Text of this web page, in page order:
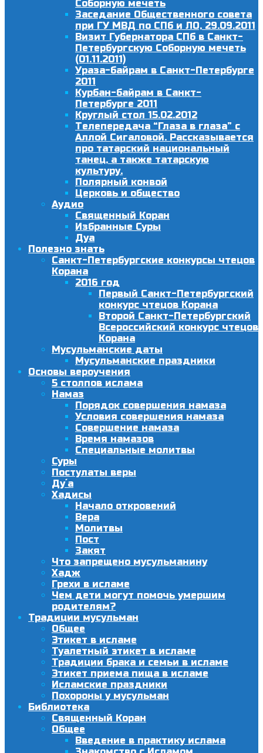
Соборную мечеть
Заседание Общественного совета
при ГУ МВД по СПб и ЛО, 29.09.2011
Визит Губернатора СПб в Санкт-
Петербургскую Соборную мечеть
(01.11.2011)
Ураза-байрам в Санкт-Петербурге
2011
Курбан-байрам в Санкт-
Петербурге 2011
Круглый стол 15.02.2012
Телепередача “Глаза в глаза” с
Аллой Сигаловой. Рассказывается
про татарский национальный
танец, а также татарскую
культуру.
Полярный конвой
Церковь и общество
Аудио
Священный Коран
Избранные Суры
Дуа
Полезно знать
Санкт-Петербургские конкурсы чтецов
Корана
2016 год
Первый Санкт-Петербургский
конкурс чтецов Корана
Второй Санкт-Петербургский
Всероссийский конкурс чтецов
Корана
Мусульманские даты
Мусульманские праздники
Основы вероучения
5 столпов ислама
Намаз
Порядок совершения намаза
Условия совершения намаза
Совершение намаза
Время намазов
Специальные молитвы
Суры
Постулаты веры
Ду´а
Хадисы
Начало откровений
Вера
Молитвы
Пост
Закят
Что запрещено мусульманину
Хадж
Грехи в исламе
Чем дети могут помочь умершим
родителям?
Традиции мусульман
Общее
Этикет в исламе
Туалетный этикет в исламе
Традиции брака и семьи в исламе
Этикет приема пища в исламе
Исламские праздники
Похороны у мусульман
Библиотека
Священный Коран
Общее
Введение в практику ислама